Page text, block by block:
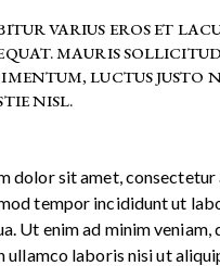
VARIUS EROS ET
MAURIS
LUCTUS JUSTO
NISL.
dolor sit amet,
tempor incididunt ut
Ut enim ad minim veniam,
ullamco laboris nisi ut